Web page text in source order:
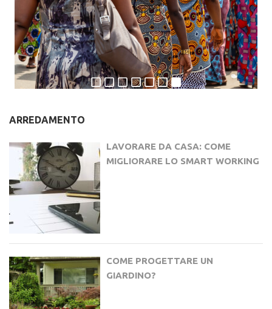
ARREDAMENTO
LAVORARE DA CASA: COME
MIGLIORARE LO SMART WORKING
COME PROGETTARE UN
GIARDINO?